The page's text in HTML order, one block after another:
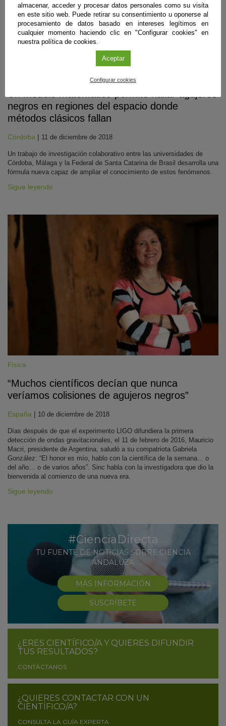
negros en regiones del espacio donde
métodos clásicos fallan
Córdoba | 11 de diciembre de 2018
Un trabajo de investigación colaborativo entre las universidades de
Córdoba, Málaga y la Federal de Santa Catarina de Brasil desarrolla una
fórmula nueva capaz de ampliar el conocimiento de estos fenómenos.
Sigue leyendo
Física
“Muchos científicos decían que nunca
veríamos colisiones de agujeros negros”
España | 10 de diciembre de 2018
Días después de que el experimento LIGO difundiera la primera
detección de ondas gravitacionales, el 11 de febrero de 2016, Mauricio
Macri, presidente de Argentina, saludó a su compatriota Gabriela
González: “El honor es mío, hablo con la científica de la semana... o
del año… o de varios años”. Sinc habla con la investigadora que dio la
bienvenida al comienzo de una nueva era.
Sigue leyendo
#CienciaDirecta
TU FUENTE DE NOTICIAS SOBRE CIENCIA
ANDALUZA
MÁS INFORMACIÓN
SUSCRÍBETE
¿ERES CIENTÍFICO/A Y QUIERES DIFUNDIR
TUS RESULTADOS?
CONTÁCTANOS
¿QUIERES CONTACTAR CON UN
CIENTÍFICO/A?
CONSULTA LA GUÍA EXPERTA
almacenar, acceder y procesar datos personales como su visita
en este sitio web. Puede retirar su consentimiento u oponerse al
procesamiento de datos basado en intereses legítimos en
cualquier momento haciendo clic en "Configurar cookies" en
nuestra política de cookies.
Aceptar
Configurar cookies